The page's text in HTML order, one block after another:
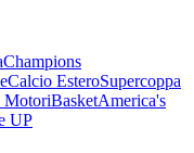
Champions
Calcio EsteroSupercoppa
BasketAmerica's
UP